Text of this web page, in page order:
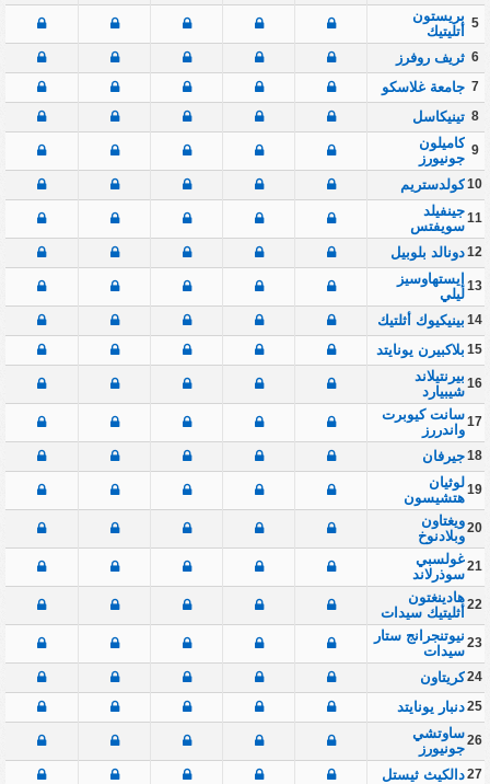
5 بريستون
أتليتيك
6 ثريف روفرز
7 جامعة غلاسكو
8 تينيكاسل
9 كاميلون
جونيورز
10كولدستريم
11جينفيلد
سويفتس
12دونالد بلوبيل
13 إيستهاوسيز
ليلي
14 بينيكيوك أثلتيك
15 بلاكبيرن يونايتد
16 بيرنتيلاند
شيبيارد
17سانت كيوبرت
واندررز
18جيرفان
19لوثيان
هتشيسون
20ويغتاون
وبلادنوخ
21غولسبي
سوذرلاند
22هادينغتون
أثليتيك سيدات
23 نيوتنجرانج ستار
سيدات
24كريتاون
25دنبار يونايتد
26ساوتشي
جونيورز
27دالكيث ثيستل